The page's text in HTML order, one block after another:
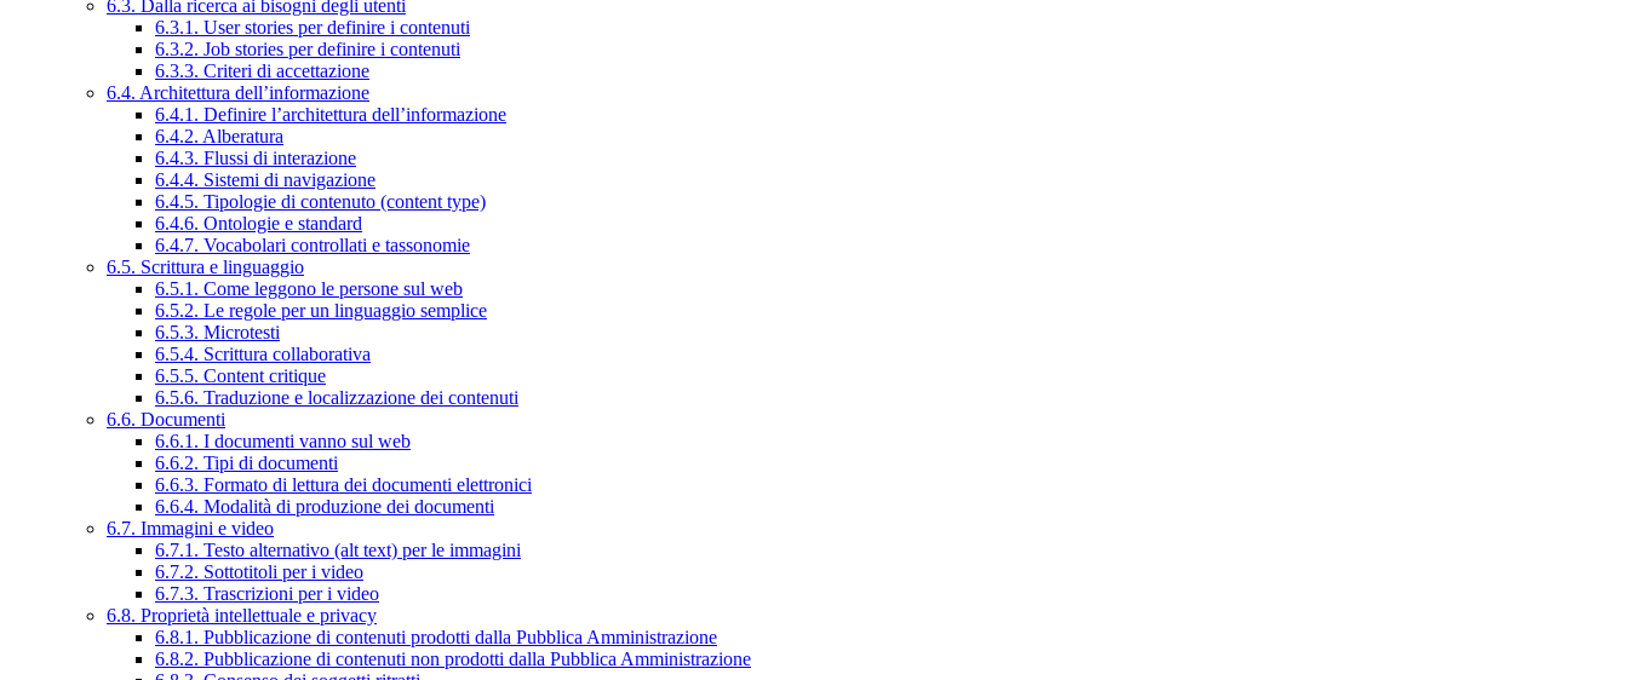
6.3. Dalla ricerca ai bisogni degli utenti
6.3.1. User stories per definire i contenuti
6.3.2. Job stories per definire i contenuti
6.3.3. Criteri di accettazione
6.4. Architettura dell’informazione
6.4.1. Definire l’architettura dell’informazione
6.4.2. Alberatura
6.4.3. Flussi di interazione
6.4.4. Sistemi di navigazione
6.4.5. Tipologie di contenuto (content type)
6.4.6. Ontologie e standard
6.4.7. Vocabolari controllati e tassonomie
6.5. Scrittura e linguaggio
6.5.1. Come leggono le persone sul web
6.5.2. Le regole per un linguaggio semplice
6.5.3. Microtesti
6.5.4. Scrittura collaborativa
6.5.5. Content critique
6.5.6. Traduzione e localizzazione dei contenuti
6.6. Documenti
6.6.1. I documenti vanno sul web
6.6.2. Tipi di documenti
6.6.3. Formato di lettura dei documenti elettronici
6.6.4. Modalità di produzione dei documenti
6.7. Immagini e video
6.7.1. Testo alternativo (alt text) per le immagini
6.7.2. Sottotitoli per i video
6.7.3. Trascrizioni per i video
6.8. Proprietà intellettuale e privacy
6.8.1. Pubblicazione di contenuti prodotti dalla Pubblica Amministrazione
6.8.2. Pubblicazione di contenuti non prodotti dalla Pubblica Amministrazione